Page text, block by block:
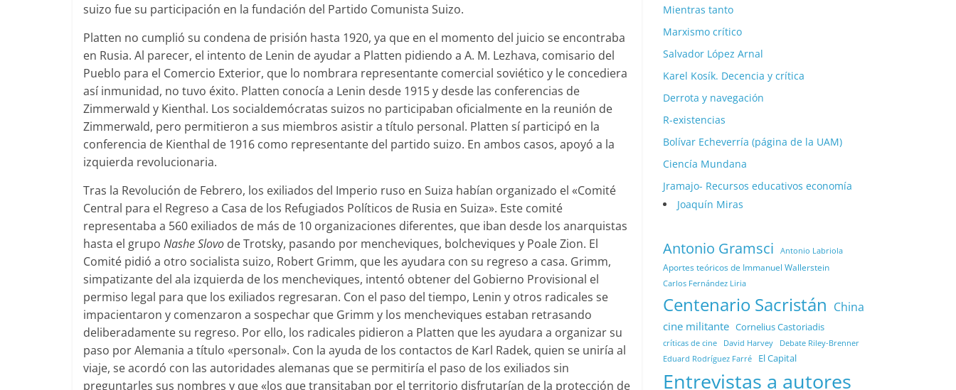
suizo fue su participación en la fundación del Partido Comunista Suizo.
Platten no cumplió su condena de prisión hasta 1920, ya que en el momento del juicio se encontraba
en Rusia. Al parecer, el intento de Lenin de ayudar a Platten pidiendo a A. M. Lezhava, comisario del
Pueblo para el Comercio Exterior, que lo nombrara representante comercial soviético y le concediera
así inmunidad, no tuvo éxito. Platten conocía a Lenin desde 1915 y desde las conferencias de
Zimmerwald y Kienthal. Los socialdemócratas suizos no participaban oficialmente en la reunión de
Zimmerwald, pero permitieron a sus miembros asistir a título personal. Platten sí participó en la
conferencia de Kienthal de 1916 como representante del partido suizo. En ambos casos, apoyó a la
izquierda revolucionaria.
Tras la Revolución de Febrero, los exiliados del Imperio ruso en Suiza habían organizado el «Comité
Central para el Regreso a Casa de los Refugiados Políticos de Rusia en Suiza». Este comité
representaba a 560 exiliados de más de 10 organizaciones diferentes, que iban desde los anarquistas
hasta el grupo Nashe Slovo de Trotsky, pasando por mencheviques, bolcheviques y Poale Zion. El
Comité pidió a otro socialista suizo, Robert Grimm, que les ayudara con su regreso a casa. Grimm,
simpatizante del ala izquierda de los mencheviques, intentó obtener del Gobierno Provisional el
permiso legal para que los exiliados regresaran. Con el paso del tiempo, Lenin y otros radicales se
impacientaron y comenzaron a sospechar que Grimm y los mencheviques estaban retrasando
deliberadamente su regreso. Por ello, los radicales pidieron a Platten que les ayudara a organizar su
paso por Alemania a título «personal». Con la ayuda de los contactos de Karl Radek, quien se uniría al
viaje, se acordó con las autoridades alemanas que se permitiría el paso de los exiliados sin
preguntarles sus nombres y que «los que transitaban por el territorio disfrutarían de la protección de
Mientras tanto
Marxismo crítico
Salvador López Arnal
Karel Kosík. Decencia y crítica
Derrota y navegación
R-existencias
Bolívar Echeverría (página de la UAM)
Ciencía Mundana
Jramajo- Recursos educativos economía
Joaquín Miras
Antonio Gramsci Antonio Labriola
Aportes teóricos de Immanuel Wallerstein
Carlos Fernández Liria
Centenario Sacristán China
cine militante Cornelius Castoriadis
críticas de cine David Harvey Debate Riley-Brenner
Eduard Rodríguez Farré El Capital
Entrevistas a autores